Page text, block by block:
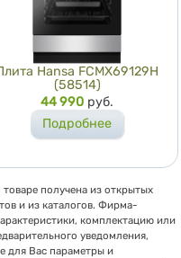
Hansa FCMX69129H
(58514)
Цена
44 990 руб.
Подробнее
получена из открытых
и из каталогов. Фирма-
комплектацию или
уведомления,
для Вас параметры и